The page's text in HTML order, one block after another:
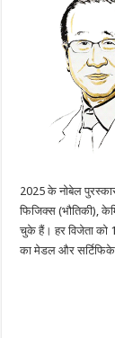
2025 के नोबेल
फिजिक्स (भौतिकी),
चुके हैं। हर विजेता को
का मेडल और